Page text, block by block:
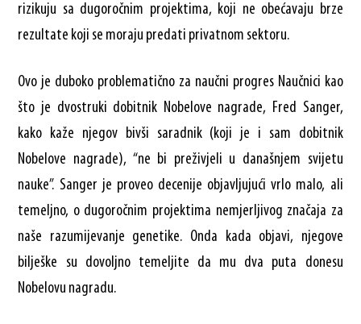
rizikuju sa dugoročnim projektima, koji ne obećavaju brze
rezultate koji se moraju predati privatnom sektoru.
Ovo je duboko problematično za naučni progres Naučnici kao
što je dvostruki dobitnik Nobelove nagrade, Fred Sanger,
kako kaže njegov bivši saradnik (koji je i sam dobitnik
Nobelove nagrade), “ne bi preživjeli u današnjem svijetu
nauke”. Sanger je proveo decenije objavljujući vrlo malo, ali
temeljno, o dugoročnim projektima nemjerljivog značaja za
naše razumijevanje genetike. Onda kada objavi, njegove
bilješke su dovoljno temeljite da mu dva puta donesu
Nobelovu nagradu.